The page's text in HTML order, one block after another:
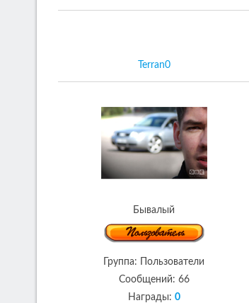
Terran0
Бывалый
Группа: Пользователи
Сообщений: 66
Награды: 0